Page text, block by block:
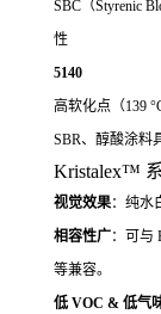
SBC（Styrenic
性
5140
高软化点（139
SBR、醇酸涂料
Kristalex™
视觉效果：纯水
相容性广：可与
等兼容。
低 VOC & 低气